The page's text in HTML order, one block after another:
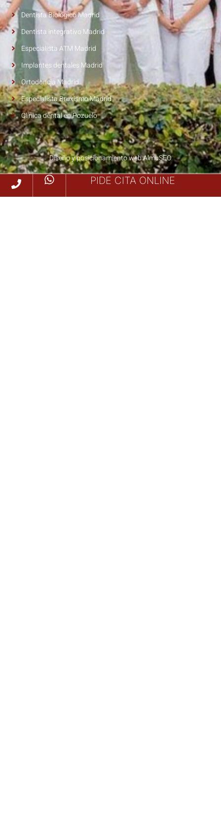
Dentista Biológico Madrid
Dentista integrativo Madrid
Especialista ATM Madrid
Implantes dentales Madrid
Ortodoncia Madrid
Especialista Bruxismo Madrid
Clínica dental en Pozuelo
Diseño y posicionamiento web AlmuSEO
PIDE CITA ONLINE